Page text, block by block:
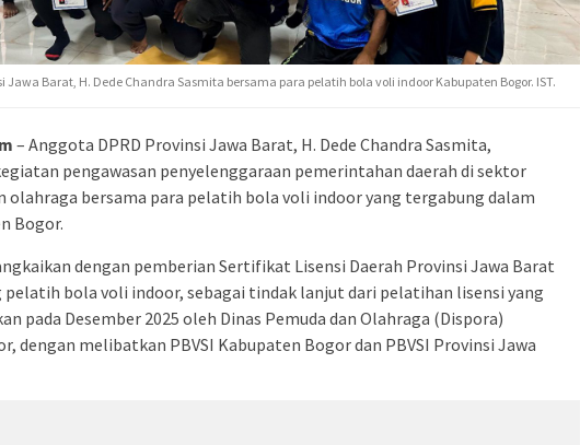
Jawa Barat, H. Dede Chandra Sasmita bersama para pelatih bola voli indoor Kabupaten Bogor. IST.
– Anggota DPRD Provinsi Jawa Barat, H. Dede Chandra Sasmita,
pengawasan penyelenggaraan pemerintahan daerah di sektor
olahraga bersama para pelatih bola voli indoor yang tergabung dalam
Bogor.
dengan pemberian Sertifikat Lisensi Daerah Provinsi Jawa Barat
pelatih bola voli indoor, sebagai tindak lanjut dari pelatihan lisensi yang
pada Desember 2025 oleh Dinas Pemuda dan Olahraga (Dispora)
dengan melibatkan PBVSI Kabupaten Bogor dan PBVSI Provinsi Jawa